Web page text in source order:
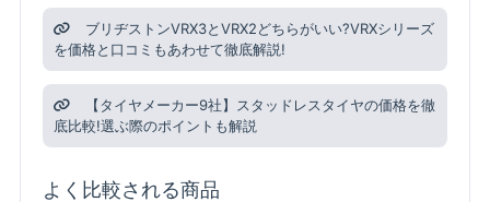
ブリヂストンVRX3とVRX2どちらがいい?VRXシリーズ
を価格と口コミもあわせて徹底解説!
【タイヤメーカー9社】スタッドレスタイヤの価格を徹
底比較!選ぶ際のポイントも解説
よく比較される商品